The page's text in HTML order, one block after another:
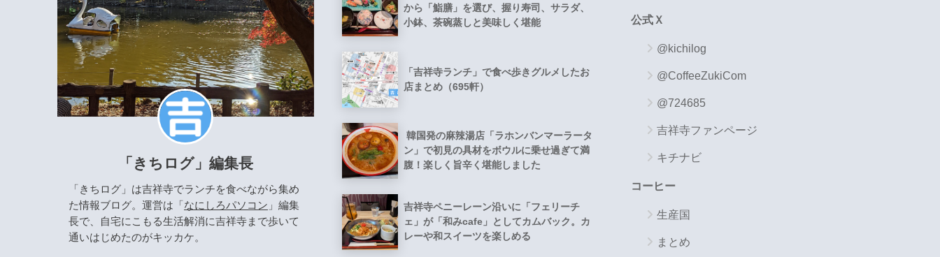
「きちログ」編集長
「きちログ」は吉祥寺でランチを食べながら集め
た情報ブログ。運営は「 なにしろパソコン 」編集
長で、自宅にこもる生活解消に吉祥寺まで歩いて
通いはじめたのがキッカケ。
から「鮨膳」を選び、握り寿司、サラダ、
小鉢、茶碗蒸しと美味しく堪能
「吉祥寺ランチ」で食べ歩きグルメしたお
店まとめ（695軒）
韓国発の麻辣湯店「ラホンバンマーラータ
ン」で初見の具材をボウルに乗せ過ぎて満
腹！楽しく旨辛く堪能しました
吉祥寺ペニーレーン沿いに「フェリーチ
ェ」が「和みcafe」としてカムバック。カ
レーや和スイーツを楽しめる
公式Ｘ
@kichilog
@CoffeeZukiCom
@724685
吉祥寺ファンページ
キチナビ
コーヒー
生産国
まとめ